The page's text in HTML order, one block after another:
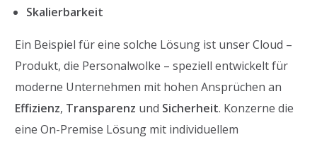
Skalierbarkeit
Ein Beispiel für eine solche Lösung ist unser Cloud –
Produkt, die Personalwolke – speziell entwickelt für
moderne Unternehmen mit hohen Ansprüchen an
Effizienz, Transparenz und Sicherheit. Konzerne die
eine On-Premise Lösung mit individuellem